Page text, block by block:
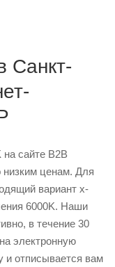
Санкт-
сайте B2B
низким ценам. Для
вариант x-
6000K. Наши
в течение 30
электронную
и отписывается вам